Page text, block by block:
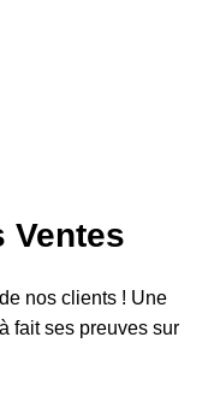
Ventes
nos clients ! Une
fait ses preuves sur